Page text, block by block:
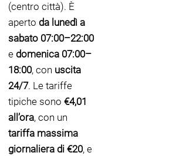
(centro città). È
aperto da lunedì a
sabato 07:00–22:00
e domenica 07:00–
18:00, con uscita
24/7. Le tariffe
tipiche sono €4,01
all’ora, con un
tariffa massima
giornaliera di €20, e